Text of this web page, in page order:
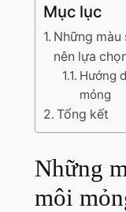
Mục lục
Những màu
nên lựa
Hướng
mỏng
Tổng kết
Những
môi